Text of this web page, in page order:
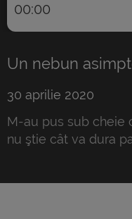
00:00
Un nebun
30 aprilie 2020
M-au pus sub cheie
nu ştie cât va dura